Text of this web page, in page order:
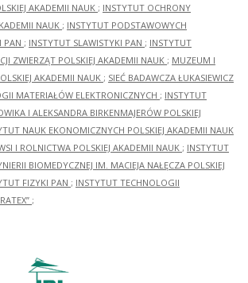
AKADEMII NAUK ; INSTYTUT OCHRONY
NAUK ; INSTYTUT PODSTAWOWYCH
PAN ; INSTYTUT SLAWISTYKI PAN ; INSTYTUT
ZWIERZĄT POLSKIEJ AKADEMII NAUK ; MUZEUM I
AKADEMII NAUK ; SIEĆ BADAWCZA ŁUKASIEWICZ
MATERIAŁÓW ELEKTRONICZNYCH ; INSTYTUT
I ALEKSANDRA BIRKENMAJERÓW POLSKIEJ
NAUK EKONOMICZNYCH POLSKIEJ AKADEMII NAUK
I ROLNICTWA POLSKIEJ AKADEMII NAUK ; INSTYTUT
BIOMEDYCZNEJ IM. MACIEJA NAŁĘCZA POLSKIEJ
FIZYKI PAN ; INSTYTUT TECHNOLOGII
;